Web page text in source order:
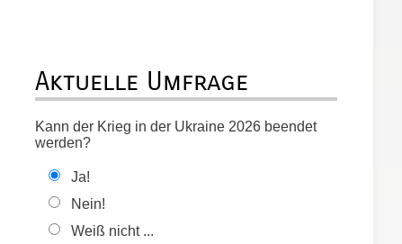
Aktuelle Umfrage
Kann der Krieg in der Ukraine 2026 beendet
werden?
Ja!
Nein!
Weiß nicht ...